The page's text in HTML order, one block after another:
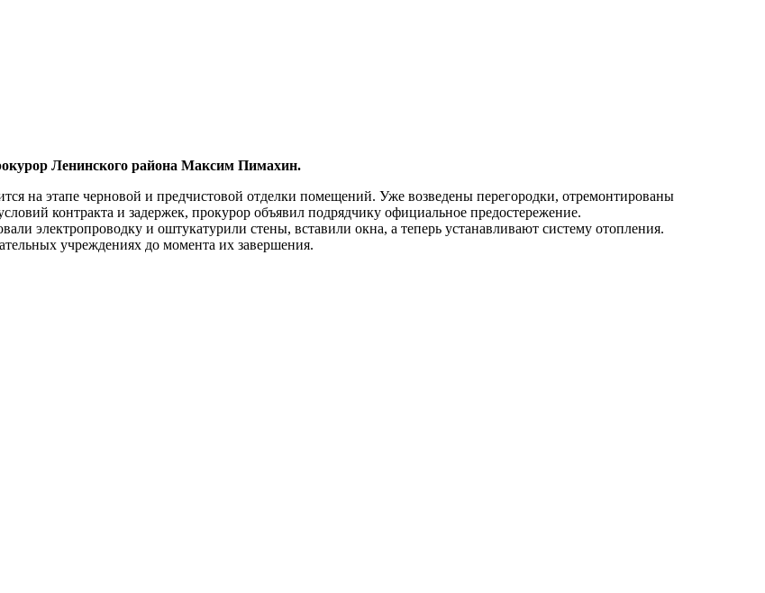
Ленинского района Максим Пимахин.
на этапе черновой и предчистовой отделки помещений. Уже возведены перегородки, отремонтированы
контракта и задержек, прокурор объявил подрядчику официальное предостережение.
электропроводку и оштукатурили стены, вставили окна, а теперь устанавливают систему отопления.
учреждениях до момента их завершения.